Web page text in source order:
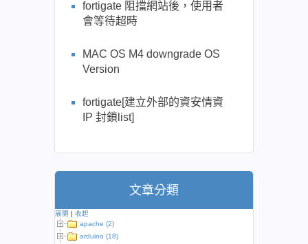
fortigate 阻擋網站後，使用者
會等待超時
MAC OS M4 downgrade OS
Version
fortigate[建立外部的資安情資
IP 封鎖list]
文章分類
展開 | 收起
apache (2)
arduino (18)